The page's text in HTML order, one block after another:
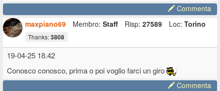
Commenta
maxpiano69
Membro: Staff Risp: 27589 Loc: Torino
Thanks:3808
19-04-25 18.42
Conosco conosco, prima o poi voglio farci un giro
Commenta